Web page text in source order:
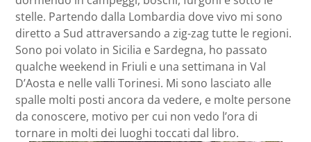
stelle. Partendo dalla Lombardia dove vivo mi sono
diretto a Sud attraversando a zig-zag tutte le regioni.
Sono poi volato in Sicilia e Sardegna, ho passato
qualche weekend in Friuli e una settimana in Val
D’Aosta e nelle valli Torinesi. Mi sono lasciato alle
spalle molti posti ancora da vedere, e molte persone
da conoscere, motivo per cui non vedo l’ora di
tornare in molti dei luoghi toccati dal libro.